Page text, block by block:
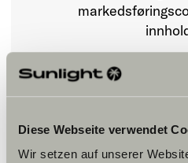
Diese Webseite verwendet
Wir setzen auf unserer
Innstillinger